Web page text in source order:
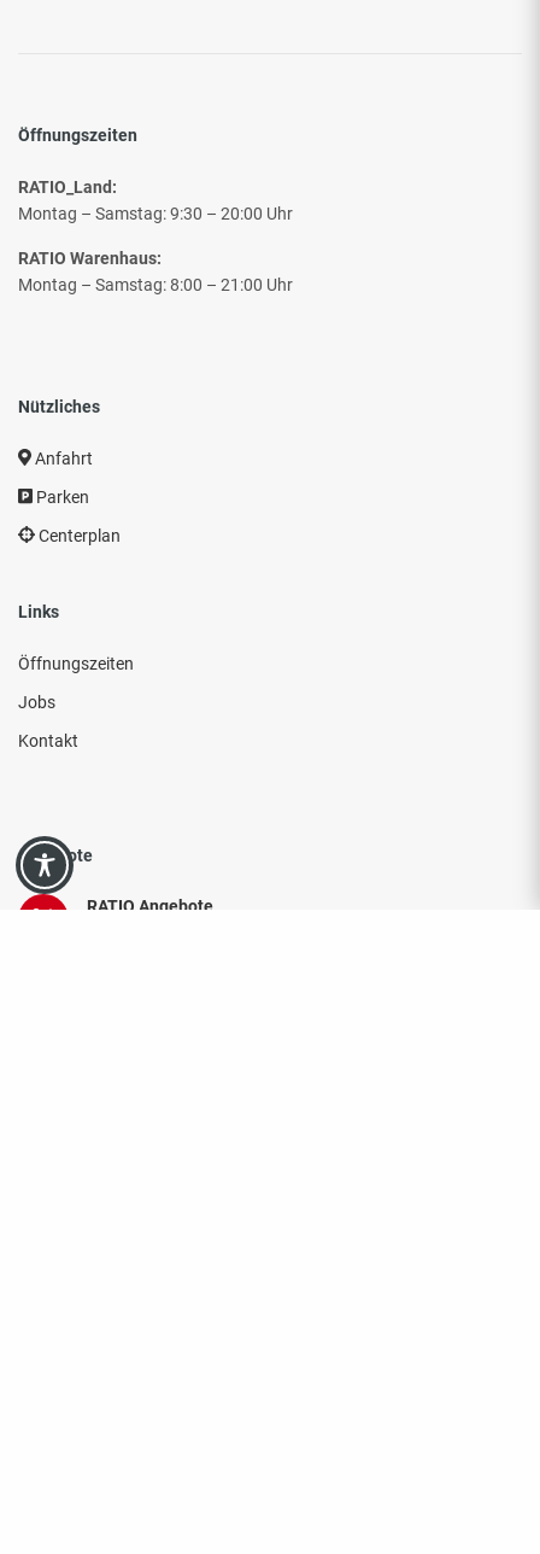
Öffnungszeiten
RATIO_Land:
Montag – Samstag: 9:30 – 20:00 Uhr
RATIO Warenhaus:
Montag – Samstag: 8:00 – 21:00 Uhr
Nützliches
Anfahrt
Parken
Centerplan
Links
Öffnungszeiten
Jobs
Kontakt
Angebote
RATIO Angebote